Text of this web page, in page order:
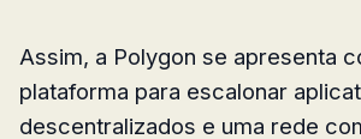
Assim, a Polygon se apresenta
plataforma para escalonar
descentralizados e uma rede